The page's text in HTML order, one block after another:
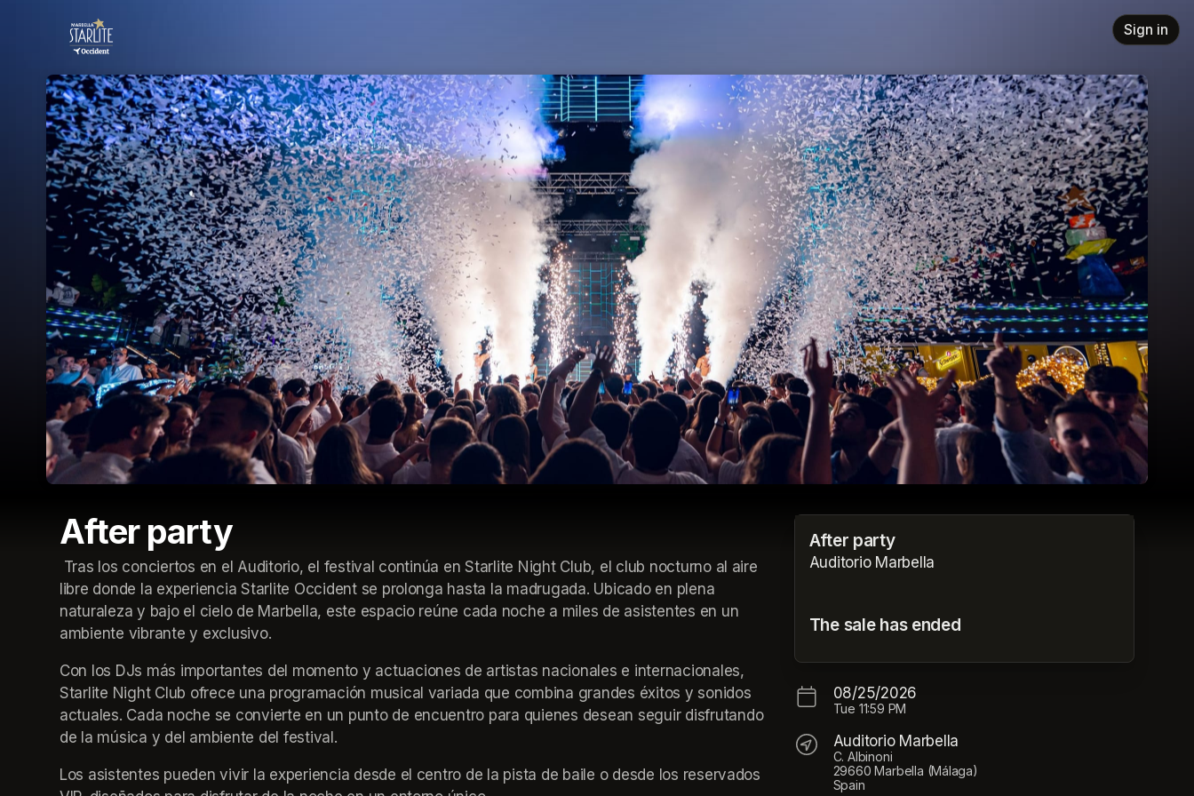
Sign in
After party
libre donde la experiencia Starlite Occident se prolonga hasta la madrugada. Ubicado en plena
naturaleza y bajo el cielo de Marbella, este espacio reúne cada noche a miles de asistentes en un
ambiente vibrante y exclusivo.
Con los DJs más importantes del momento y actuaciones de artistas nacionales e internacionales,
Starlite Night Club ofrece una programación musical variada que combina grandes éxitos y sonidos
actuales. Cada noche se convierte en un punto de encuentro para quienes desean seguir disfrutando
de la música y del ambiente del festival.
Los asistentes pueden vivir la experiencia desde el centro de la pista de baile o desde los reservados
After party
Auditorio Marbella
The sale has ended
08/25/2026
Tue 11:59 PM
Auditorio Marbella
C. Albinoni
29660 Marbella (Málaga)
Spain